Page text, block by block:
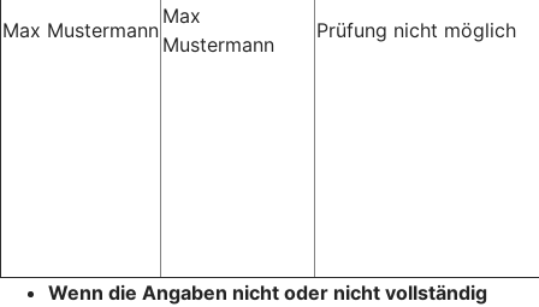
Max Mustermann
Max
Mustermann
Prüfung nicht möglich
Wenn die Angaben nicht oder nicht vollständig